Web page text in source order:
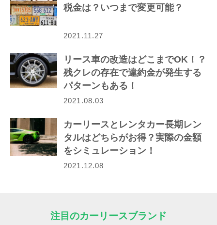
税金は？いつまで変更可能？
2021.11.27
リース車の改造はどこまでOK！？
残クレの存在で違約金が発生する
パターンもある！
2021.08.03
カーリースとレンタカー長期レン
タルはどちらがお得？実際の金額
をシミュレーション！
2021.12.08
注目のカーリースブランド